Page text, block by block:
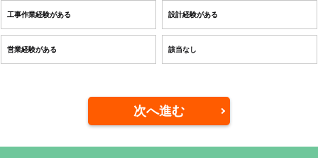
工事作業経験がある 設計経験がある
営業経験がある 該当なし
次へ進む